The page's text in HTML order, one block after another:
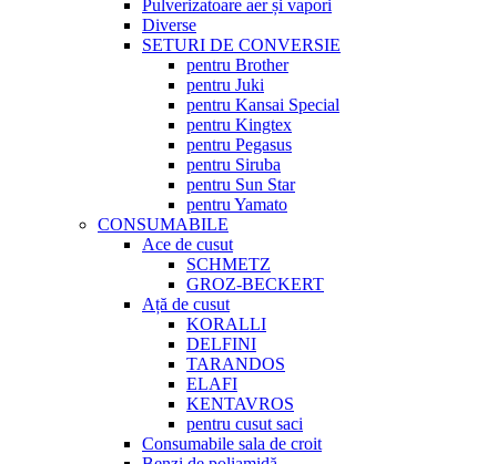
Pulverizatoare aer și vapori
Diverse
SETURI DE CONVERSIE
pentru Brother
pentru Juki
pentru Kansai Special
pentru Kingtex
pentru Pegasus
pentru Siruba
pentru Sun Star
pentru Yamato
CONSUMABILE
Ace de cusut
SCHMETZ
GROZ-BECKERT
Ață de cusut
KORALLI
DELFINI
TARANDOS
ELAFI
KENTAVROS
pentru cusut saci
Consumabile sala de croit